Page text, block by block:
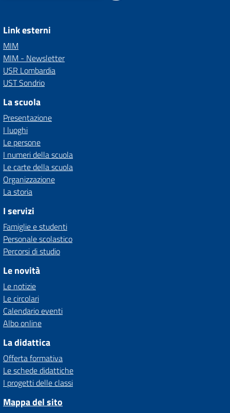
Link esterni
MIM
MIM - Newsletter
USR Lombardia
UST Sondrio
La scuola
Presentazione
I luoghi
Le persone
I numeri della scuola
Le carte della scuola
Organizzazione
La storia
I servizi
Famiglie e studenti
Personale scolastico
Percorsi di studio
Le novità
Le notizie
Le circolari
Calendario eventi
Albo online
La didattica
Offerta formativa
Le schede didattiche
I progetti delle classi
Mappa del sito